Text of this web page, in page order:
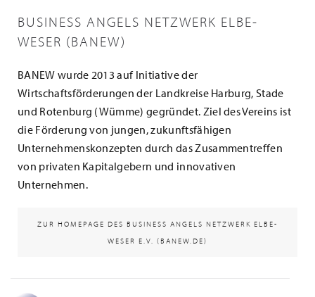
BUSINESS ANGELS NETZWERK ELBE-
WESER (BANEW)
BANEW wurde 2013 auf Initiative der
Wirtschaftsförderungen der Landkreise Harburg, Stade
und Rotenburg (Wümme) gegründet. Ziel des Vereins ist
die Förderung von jungen, zukunftsfähigen
Unternehmenskonzepten durch das Zusammentreffen
von privaten Kapitalgebern und innovativen
Unternehmen.
ZUR HOMEPAGE DES BUSINESS ANGELS NETZWERK ELBE-
WESER E.V. (BANEW.DE)